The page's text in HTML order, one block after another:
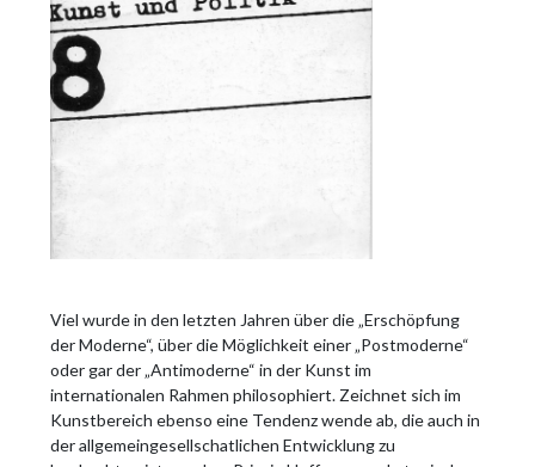
Viel wurde in den letzten Jahren über die „Erschöpfung
der Moderne“, über die Möglichkeit einer „Postmoderne“
oder gar der „Antimoderne“ in der Kunst im
internationalen Rahmen philosophiert. Zeichnet sich im
Kunstbereich ebenso eine Tendenz wende ab, die auch in
der allgemeingesellschatlichen Entwicklung zu